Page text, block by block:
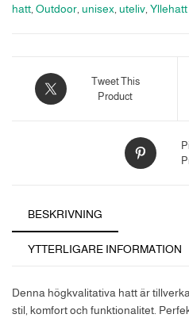
mängd
hatt Outdoor unisex uteliv Yllehatt
Tweet This
Product
BESKRIVNING
YTTERLIGARE INFORMATION
Denna högkvalitativa hatt är
stil, komfort och funktionalitet.